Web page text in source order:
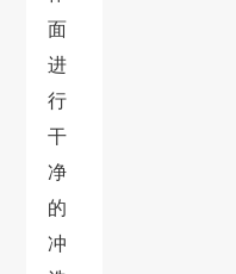
面
进
行
干
净
的
冲